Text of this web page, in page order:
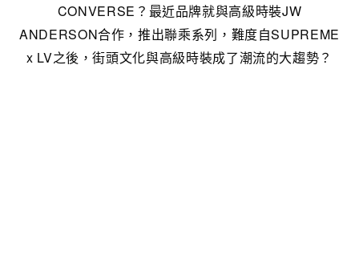
CONVERSE？最近品牌就與高級時裝JW
ANDERSON合作，推出聯乘系列，難度自SUPREME
x LV之後，街頭文化與高級時裝成了潮流的大趨勢？